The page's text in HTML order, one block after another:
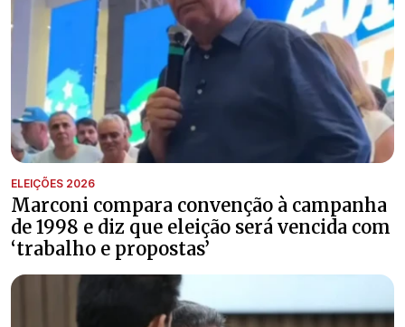
ELEIÇÕES 2026
Marconi compara convenção à campanha
de 1998 e diz que eleição será vencida com
‘trabalho e propostas’